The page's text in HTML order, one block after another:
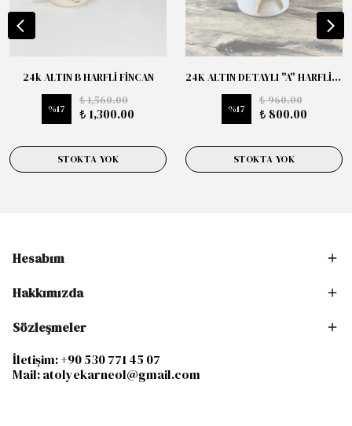
24k ALTIN B HARFLİ FİNCAN
%17
₺ 1,560.00
₺ 1,300.00
STOKTA YOK
24K ALTIN DETAYLI "A" HARFLİ 250ml MUG
%17
₺ 960.00
₺ 800.00
STOKTA YOK
Hesabım
Hakkımızda
Sözleşmeler
İletişim: +90 530 771 45 07
Mail:atolyekarneol@gmail.com